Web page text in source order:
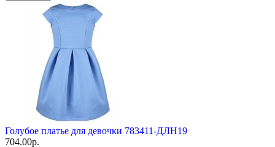
Голубое платье для девочки 783411-ДЛН19
704.00р.